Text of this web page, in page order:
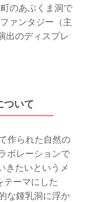
のあぶくま洞で
ァンタジー（主
出のディスプレ
ついて
作られた自然の
ボレーションで
きたいというメ
テーマにした
な鍾乳洞に浮か